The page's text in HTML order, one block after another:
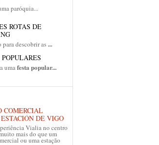
paróquia...
ROTAS DE
para descobrir as...
umafesta popular...
COMERCIAL
DE VIGO
Vialia no centro
mais do que um
ou uma estação